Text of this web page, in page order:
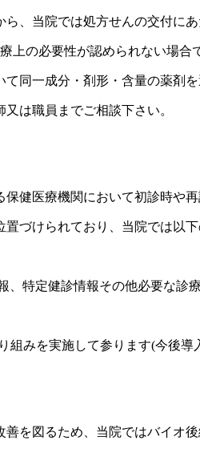
、当院では処方せんの交付に
上の必要性が認められない場
同一成分・剤形・含量の薬剤
は職員までご相談下さい。
健医療機関において初診時や
づけられており、当院では以下
特定健診情報その他必要な診
組みを実施して参ります(今後導
を図るため、当院ではバイオ